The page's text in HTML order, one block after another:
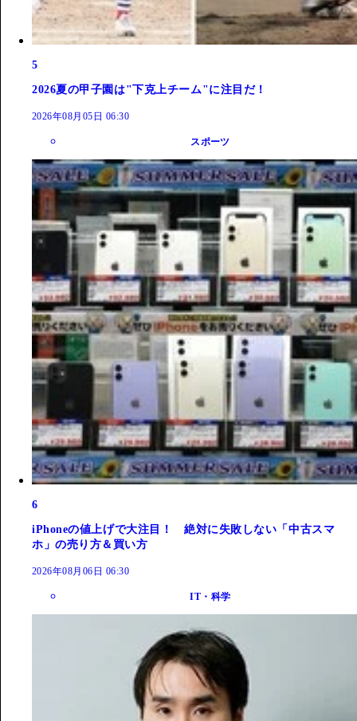
5
2026夏の甲子園は"下克上チーム"に注目だ！
2026年08月05日 06:30
スポーツ
6
iPhoneの値上げで大注目！ 絶対に失敗しない「中古スマ
ホ」の売り方＆買い方
2026年08月06日 06:30
IT・科学